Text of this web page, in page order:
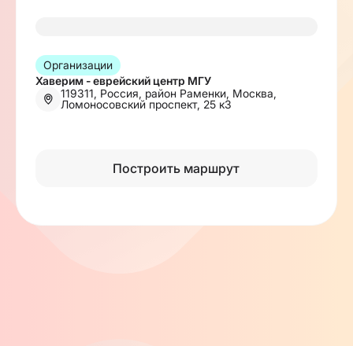
Организации
Хаверим - еврейский центр МГУ
119311, Россия, район Раменки, Москва,
Ломоносовский проспект, 25 к3
Построить маршрут